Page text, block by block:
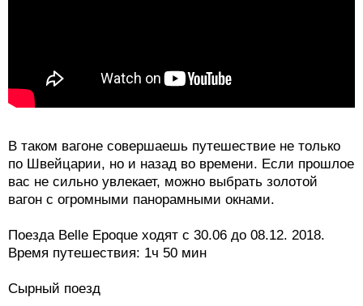
В таком вагоне совершаешь путешествие не только
по Швейцарии, но и назад во времени. Если прошлое
вас не сильно увлекает, можно выбрать золотой
вагон с огромными панорамными окнами.
Поезда Belle Epoque ходят с 30.06 до 08.12. 2018.
Время путешествия: 1ч 50 мин
Сырный поезд